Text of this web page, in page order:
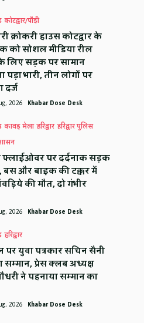
कोटद्वार/पौड़ी
क्रोकरी हाउस कोटद्वार के
को सोशल मीडिया रील
लिए सड़क पर सामान
पड़ा भारी, तीन लोगों पर
2026 Khabar Dose Desk
कावड़ मेला हरिद्वार हरिद्वार पुलिस
फ्लाईओवर पर दर्दनाक सड़क
बस और बाइक की टक्कर में
की मौत, दो गंभीर
2026 Khabar Dose Desk
हरिद्वार
पर युवा पत्रकार सचिन सैनी
प्रेस क्लब अध्यक्ष
ने पहनाया सम्मान का
2026 Khabar Dose Desk